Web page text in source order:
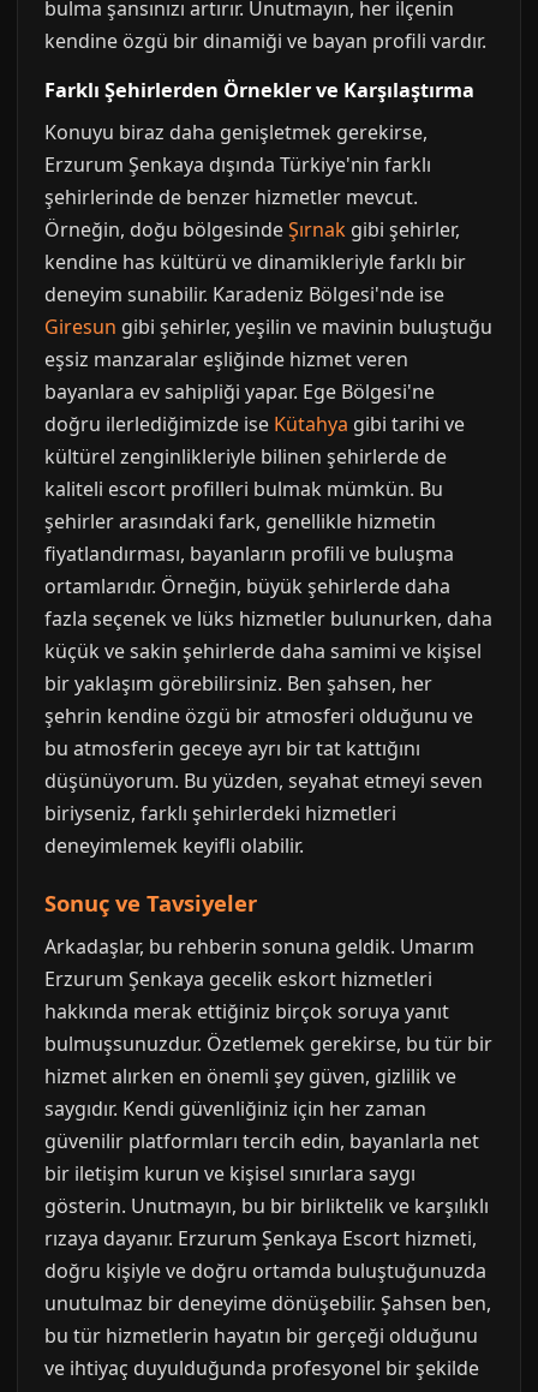
bulma şansınızı artırır. Unutmayın, her ilçenin
kendine özgü bir dinamiği ve bayan profili vardır.
Farklı Şehirlerden Örnekler ve Karşılaştırma
Konuyu biraz daha genişletmek gerekirse,
Erzurum Şenkaya dışında Türkiye'nin farklı
şehirlerinde de benzer hizmetler mevcut.
Örneğin, doğu bölgesindeŞırnak gibi şehirler,
kendine has kültürü ve dinamikleriyle farklı bir
deneyim sunabilir. Karadeniz Bölgesi'nde ise
Giresun gibi şehirler, yeşilin ve mavinin buluştuğu
eşsiz manzaralar eşliğinde hizmet veren
bayanlara ev sahipliği yapar. Ege Bölgesi'ne
doğru ilerlediğimizde ise Kütahya gibi tarihi ve
kültürel zenginlikleriyle bilinen şehirlerde de
kaliteli escort profilleri bulmak mümkün. Bu
şehirler arasındaki fark, genellikle hizmetin
fiyatlandırması, bayanların profili ve buluşma
ortamlarıdır. Örneğin, büyük şehirlerde daha
fazla seçenek ve lüks hizmetler bulunurken, daha
küçük ve sakin şehirlerde daha samimi ve kişisel
bir yaklaşım görebilirsiniz. Ben şahsen, her
şehrin kendine özgü bir atmosferi olduğunu ve
bu atmosferin geceye ayrı bir tat kattığını
düşünüyorum. Bu yüzden, seyahat etmeyi seven
biriyseniz, farklı şehirlerdeki hizmetleri
deneyimlemek keyifli olabilir.
Sonuç ve Tavsiyeler
Arkadaşlar, bu rehberin sonuna geldik. Umarım
Erzurum Şenkaya gecelik eskort hizmetleri
hakkında merak ettiğiniz birçok soruya yanıt
bulmuşsunuzdur. Özetlemek gerekirse, bu tür bir
hizmet alırken en önemli şey güven, gizlilik ve
saygıdır. Kendi güvenliğiniz için her zaman
güvenilir platformları tercih edin, bayanlarla net
bir iletişim kurun ve kişisel sınırlara saygı
gösterin. Unutmayın, bu bir birliktelik ve karşılıklı
rızaya dayanır. Erzurum Şenkaya Escort hizmeti,
doğru kişiyle ve doğru ortamda buluştuğunuzda
unutulmaz bir deneyime dönüşebilir. Şahsen ben,
bu tür hizmetlerin hayatın bir gerçeği olduğunu
ve ihtiyaç duyulduğunda profesyonel bir şekilde